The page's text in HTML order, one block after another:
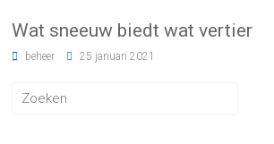
Wat sneeuw biedt wat vertier
beheer 25 januari 2021